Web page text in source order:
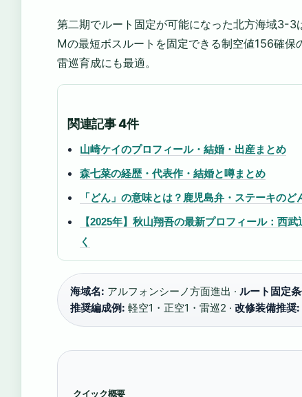
第二期でルート固定が可能になった北方海域3-
Mの最短ボスルートを固定できる制空値156確保
雷巡育成にも最適。
関連記事 4件
山崎ケイのプロフィール・結婚・出産まとめ
森七菜の経歴・代表作・結婚と噂まとめ
「どん」の意味とは？鹿児島弁・ステーキの
【2025年】秋山翔吾の最新プロフィール：西
く
海域名: アルフォンシーノ方面進出 · ルート固定
推奨編成例: 軽空1・正空1・雷巡2 · 改修装備推奨:
クイック概要